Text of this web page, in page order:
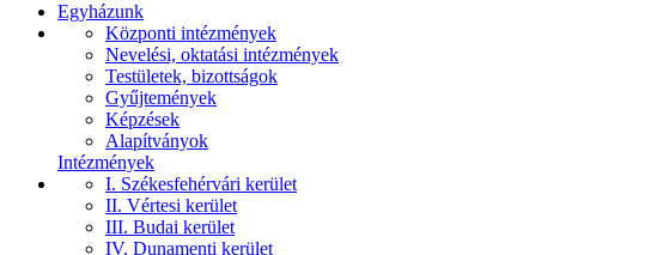
Egyházunk
Központi intézmények
Nevelési, oktatási intézmények
Testületek, bizottságok
Gyűjtemények
Képzések
Alapítványok
Intézmények
I. Székesfehérvári kerület
II. Vértesi kerület
III. Budai kerület
IV. Dunamenti kerület